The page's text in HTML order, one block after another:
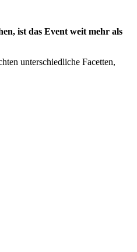
ist das Event weit mehr als
unterschiedliche Facetten,